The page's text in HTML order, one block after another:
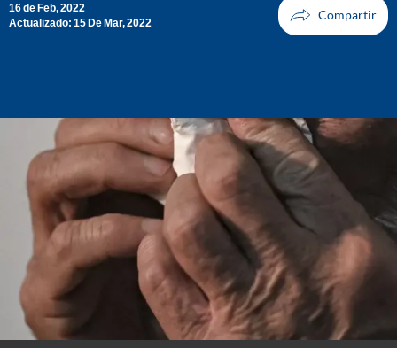
16 de Feb, 2022
Actualizado: 15 De Mar, 2022